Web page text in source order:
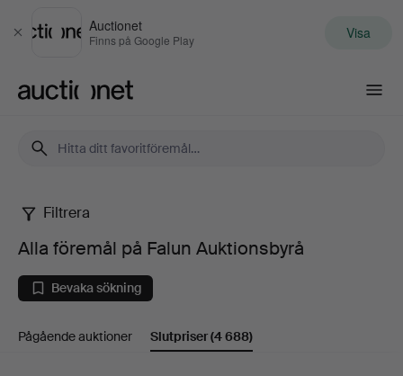
Stäng
Auctionet
Finns på Google Play Visa
Alla
föremål
på
Falun
Filtrera
Alla föremål på Falun Auktionsbyrå
Bevaka sökning
Pågående auktioner Slutpriser(4 688)